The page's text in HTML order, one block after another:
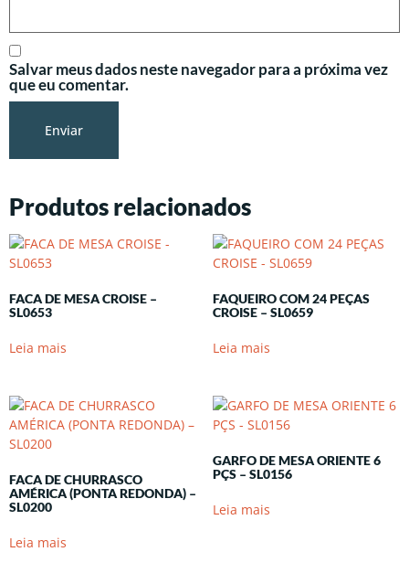
Salvar meus dados neste navegador para a próxima vez
que eu comentar.
Produtos relacionados
FACA DE MESA CROISE –
SL0653
Leia mais
FAQUEIRO COM 24 PEÇAS
CROISE – SL0659
Leia mais
FACA DE CHURRASCO
AMÉRICA (PONTA REDONDA) –
SL0200
Leia mais
GARFO DE MESA ORIENTE 6
PÇS – SL0156
Leia mais